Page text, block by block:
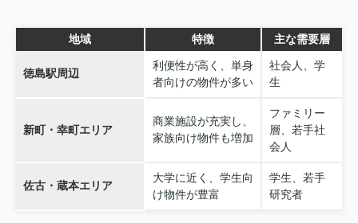
地域 特徴 主な需要層
徳島駅周辺
利便性が高く、単身
者向けの物件が多い
社会人、学
生
新町・幸町エリア
商業施設が充実し、
家族向け物件も増加
ファミリー
層、若手社
会人
佐古・蔵本エリア
大学に近く、学生向
け物件が豊富
学生、若手
研究者